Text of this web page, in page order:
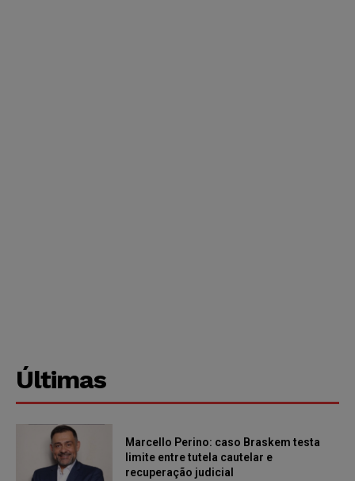
Últimas
Marcello Perino: caso Braskem testa
limite entre tutela cautelar e
recuperação judicial